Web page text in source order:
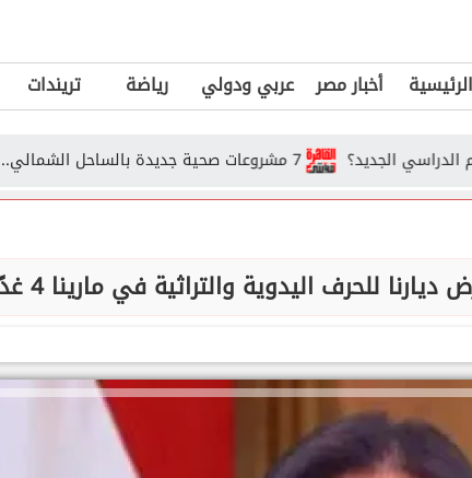
الرئيسية أخبار مصر عربي ودولي رياضة تريندات
7 مشروعات صحية جديدة بالساحل الشمالي.. تفاصيل خطة الدولة للنهوض برعاية أهالي...
للحرف اليدوية والتراثية في مارينا 4 غدًا